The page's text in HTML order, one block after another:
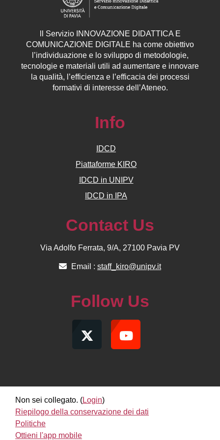
Servizio INNOVAZIONE DIDATTICA E
COMUNICAZIONE DIGITALE ha come obiettivo
l’individuazione e lo sviluppo di metodologie,
tecnologie e materiali utili ad aumentare e innovare
la qualità, l’efficienza e l’efficacia dei processi
formativi di interesse dell’Ateneo.
Info
IDCD
Piattaforme KIRO
IDCD in UNIPV
IDCD in IPA
Contact Us
Via Adolfo Ferrata, 9/A, 27100 Pavia PV
Email : staff_kiro@unipv.it
Follow Us
Non sei collegato. (Login)
Riepilogo della conservazione dei dati
Politiche
Ottieni l'app mobile